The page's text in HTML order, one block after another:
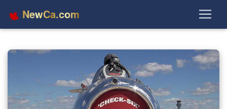
NewCa.com